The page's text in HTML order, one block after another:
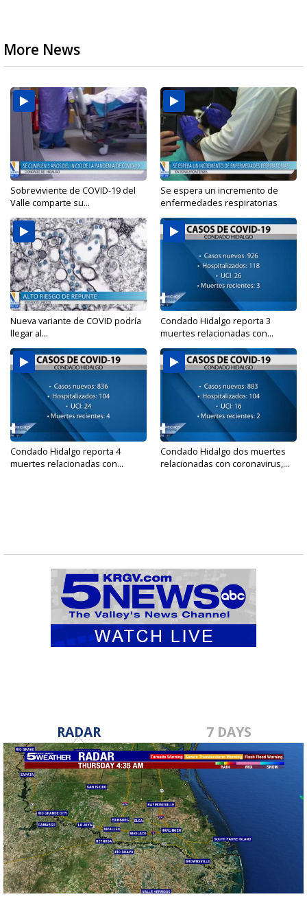
More News
Sobreviviente de COVID-19 del
Valle comparte su...
Se espera un incremento de
enfermedades respiratorias
Nueva variante de COVID podría
llegar al...
Condado Hidalgo reporta 3
muertes relacionadas con...
Condado Hidalgo reporta 4
muertes relacionadas con...
Condado Hidalgo dos muertes
relacionadas con coronavirus,...
RADAR 7 DAYS